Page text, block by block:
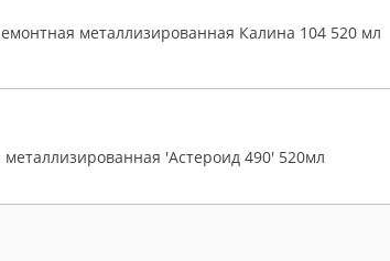
металлизированная Калина 104 520 мл
'Астероид 490' 520мл